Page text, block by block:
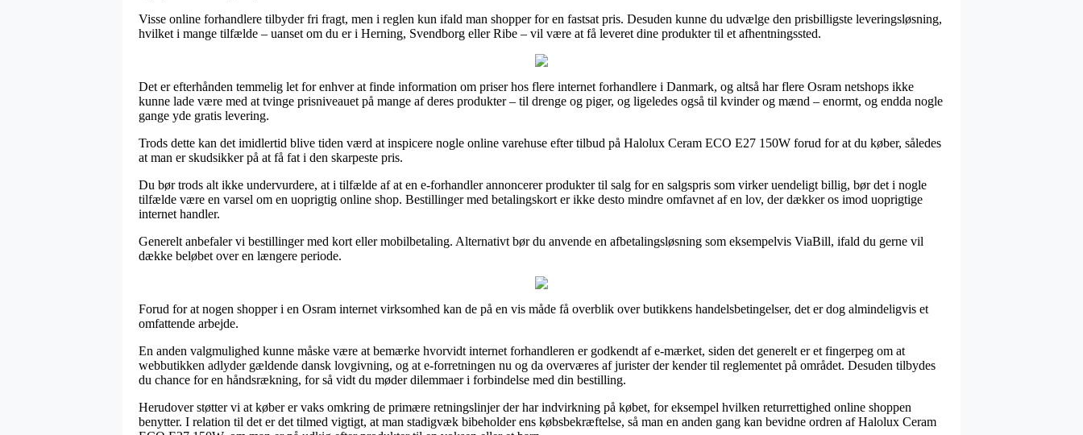
Visse online forhandlere tilbyder fri fragt, men i reglen kun ifald man shopper for en fastsat pris. Desuden kunne du udvælge den prisbilligste leveringsløsning,
hvilket i mange tilfælde – uanset om du er i Herning, Svendborg eller Ribe – vil være at få leveret dine produkter til et afhentningssted.
Det er efterhånden temmelig let for enhver at finde information om priser hos flere internet forhandlere i Danmark, og altså har flere Osram netshops ikke
kunne lade være med at tvinge prisniveauet på mange af deres produkter – til drenge og piger, og ligeledes også til kvinder og mænd – enormt, og endda nogle
gange yde gratis levering.
Trods dette kan det imidlertid blive tiden værd at inspicere nogle online varehuse efter tilbud på Halolux Ceram ECO E27 150W forud for at du køber, således
at man er skudsikker på at få fat i den skarpeste pris.
Du bør trods alt ikke undervurdere, at i tilfælde af at en e-forhandler annoncerer produkter til salg for en salgspris som virker uendeligt billig, bør det i nogle
tilfælde være en varsel om en uoprigtig online shop. Bestillinger med betalingskort er ikke desto mindre omfavnet af en lov, der dækker os imod uoprigtige
internet handler.
Generelt anbefaler vi bestillinger med kort eller mobilbetaling. Alternativt bør du anvende en afbetalingsløsning som eksempelvis ViaBill, ifald du gerne vil
dække beløbet over en længere periode.
Forud for at nogen shopper i en Osram internet virksomhed kan de på en vis måde få overblik over butikkens handelsbetingelser, det er dog almindeligvis et
omfattende arbejde.
En anden valgmulighed kunne måske være at bemærke hvorvidt internet forhandleren er godkendt af e-mærket, siden det generelt er et fingerpeg om at
webbutikken adlyder gældende dansk lovgivning, og at e-forretningen nu og da overværes af jurister der kender til reglementet på området. Desuden tilbydes
du chance for en håndsrækning, for så vidt du møder dilemmaer i forbindelse med din bestilling.
Herudover støtter vi at køber er vaks omkring de primære retningslinjer der har indvirkning på købet, for eksempel hvilken returrettighed online shoppen
benytter. I relation til det er det tilmed vigtigt, at man stadigvæk bibeholder ens købsbekræftelse, så man en anden gang kan bevidne ordren af Halolux Ceram